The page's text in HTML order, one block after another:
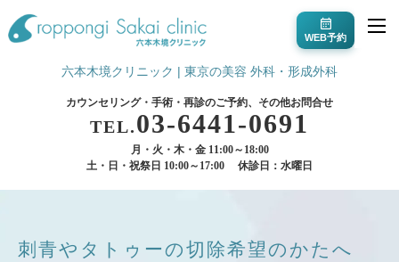
WEB予約
六本木境クリニック | 東京の美容 外科・形成外科
カウンセリング・手術・再診のご予約、その他お問合せ
TEL.03-6441-0691
月・火・木・金 11:00～18:00
土・日・祝祭日 10:00～17:00
休診日：水曜日
刺青やタトゥーの切除希望のかたへ